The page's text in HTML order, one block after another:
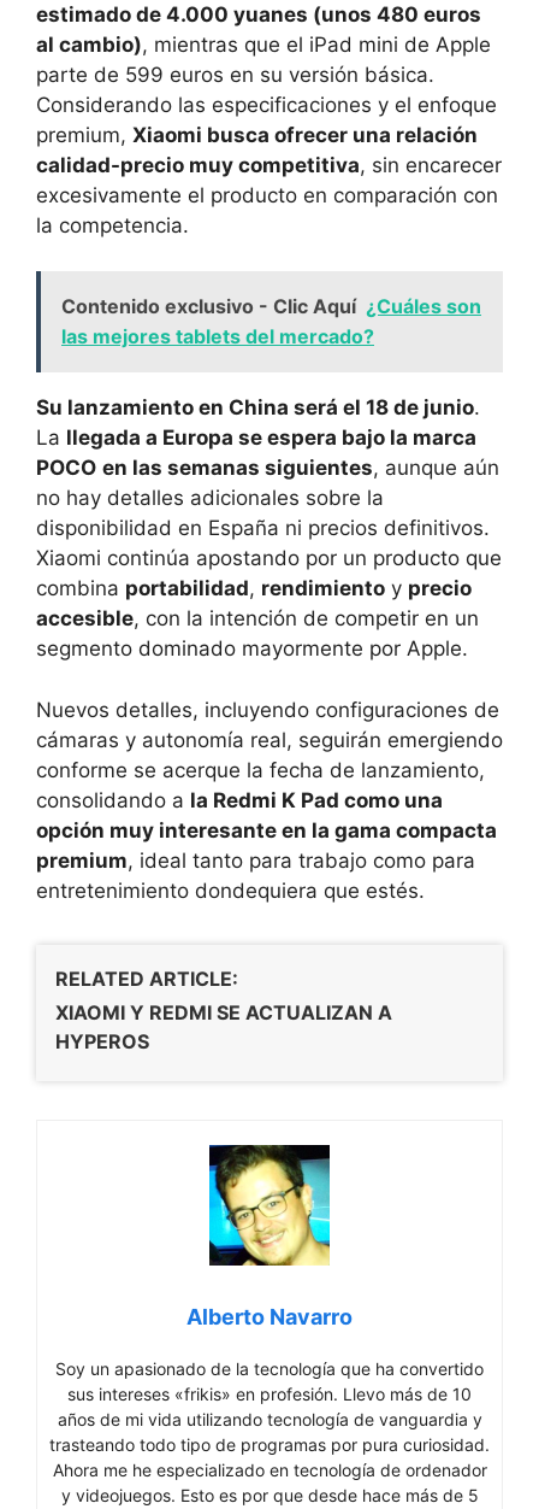
estimado de 4.000 yuanes (unos 480 euros
al cambio), mientras que el iPad mini de Apple
parte de 599 euros en su versión básica.
Considerando las especificaciones y el enfoque
premium, Xiaomi busca ofrecer una relación
calidad-precio muy competitiva, sin encarecer
excesivamente el producto en comparación con
la competencia.
Contenido exclusivo - Clic Aquí ¿Cuáles son
las mejores tablets del mercado?
Su lanzamiento en China será el 18 de junio.
La llegada a Europa se espera bajo la marca
POCO en las semanas siguientes, aunque aún
no hay detalles adicionales sobre la
disponibilidad en España ni precios definitivos.
Xiaomi continúa apostando por un producto que
combina portabilidad, rendimiento y precio
accesible, con la intención de competir en un
segmento dominado mayormente por Apple.
Nuevos detalles, incluyendo configuraciones de
cámaras y autonomía real, seguirán emergiendo
conforme se acerque la fecha de lanzamiento,
consolidando a la Redmi K Pad como una
opción muy interesante en la gama compacta
premium, ideal tanto para trabajo como para
entretenimiento dondequiera que estés.
RELATED ARTICLE:
XIAOMI Y REDMI SE ACTUALIZAN A
HYPEROS
Alberto Navarro
Soy un apasionado de la tecnología que ha convertido
sus intereses «frikis» en profesión. Llevo más de 10
años de mi vida utilizando tecnología de vanguardia y
trasteando todo tipo de programas por pura curiosidad.
Ahora me he especializado en tecnología de ordenador
y videojuegos. Esto es por que desde hace más de 5